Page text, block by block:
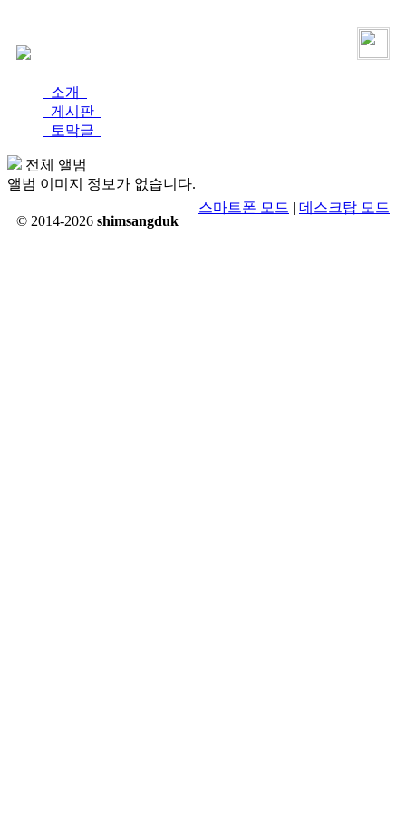
소개
게시판
토막글
전체 앨범
앨범 이미지 정보가 없습니다.
© 2014-2026 shimsangduk
스마트폰 모드 | 데스크탑 모드